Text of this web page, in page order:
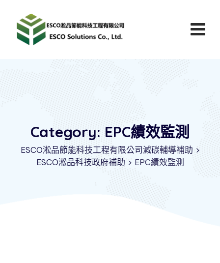
content
Category: EPC績效監測
ESCO淞品節能科技工程有限公司減碳輔導補助 >
ESCO淞品科技政府補助 > EPC績效監測